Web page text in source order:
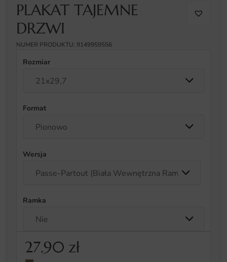
PLAKAT TAJEMNE
DRZWI
NUMER PRODUKTU: 9149959556
Rozmiar
Format
Wersja
Ramka
27.90 zł